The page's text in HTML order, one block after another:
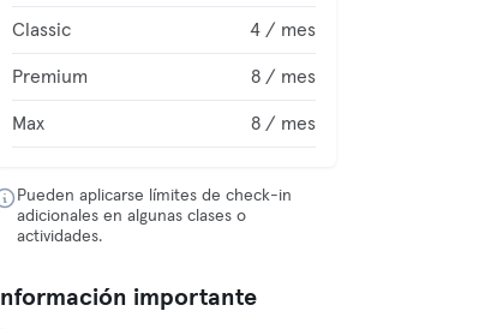
Classic 4 / mes
Premium 8 / mes
Max 8 / mes
Pueden aplicarse límites de check-in
adicionales en algunas clases o
actividades.
Información importante